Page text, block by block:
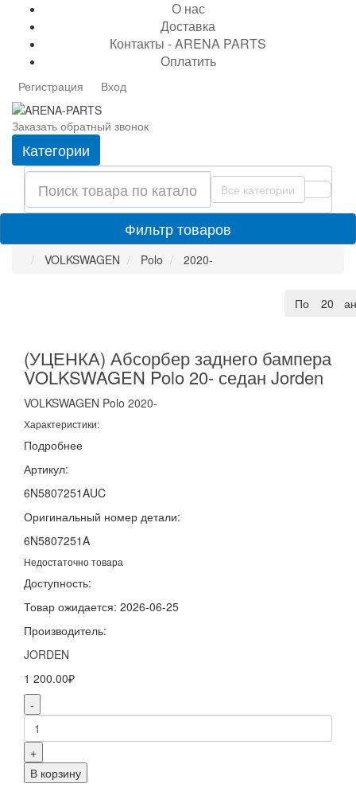
О нас
Доставка
Контакты - ARENA PARTS
Оплатить
Регистрация Вход
Заказать обратный звонок
Категории
Все категории
Фильтр товаров
VOLKSWAGEN Polo 2020-
20
По
(УЦЕНКА) Абсорбер заднего бампера
VOLKSWAGEN Polo 20- седан Jorden
VOLKSWAGEN Polo 2020-
Характеристики:
Подробнее
Артикул:
6N5807251AUC
Оригинальный номер детали:
6N5807251A
Недостаточно товара
Доступность:
Товар ожидается: 2026-06-25
Производитель:
JORDEN
1 200.00₽
-
+
В корзину